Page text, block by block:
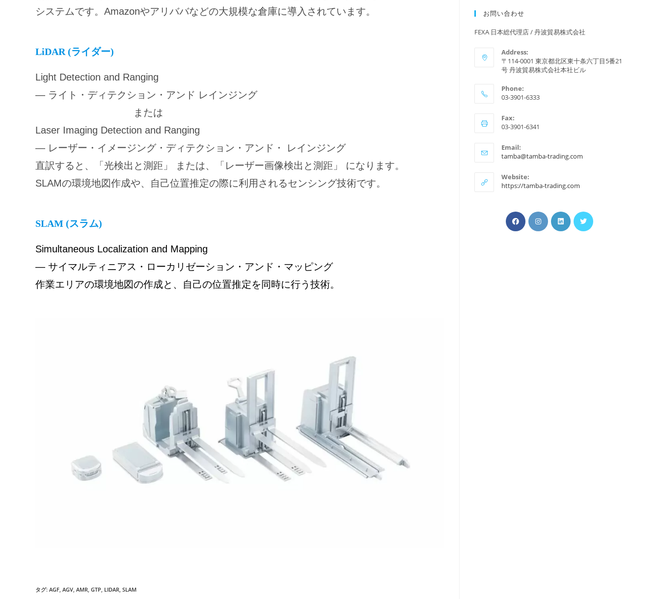
システムです。Amazonやアリババなどの大規模な倉庫に導入されています。
LiDAR (ライダー)
Light Detection and Ranging
— ライト・ディテクション・アンド レインジング
または
Laser Imaging Detection and Ranging
— レーザー・イメージング・ディテクション・アンド・ レインジング
直訳すると、「光検出と測距」 または、「レーザー画像検出と測距」 になります。
SLAMの環境地図作成や、自己位置推定の際に利用されるセンシング技術です。
SLAM (スラム)
Simultaneous Localization and Mapping
— サイマルティニアス・ローカリゼーション・アンド・マッピング
作業エリアの環境地図の作成と、自己の位置推定を同時に行う技術。
タグ: AGF, AGV, AMR, GTP, LIDAR, SLAM
お問い合わせ
FEXA 日本総代理店 / 丹波貿易株式会社
Address:
〒114-0001 東京都北区東十条六丁目5番21
号 丹波貿易株式会社本社ビル
Phone:
03-3901-6333
Fax:
03-3901-6341
Email:
tamba@tamba-trading.com
ン
で
Website:
https://tamba-trading.com
新
し
新
し
新
し
新